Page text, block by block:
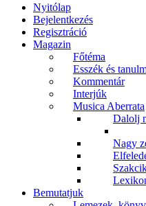
Nyitólap
Bejelentkezés
Regisztráció
Magazin
Főtéma
Esszék és
Kommentár
Interjúk
Musica Aberrata
Dalolj
Nagy
Bemutatjuk